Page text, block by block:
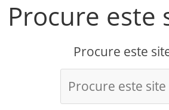
Procure este
Procure este